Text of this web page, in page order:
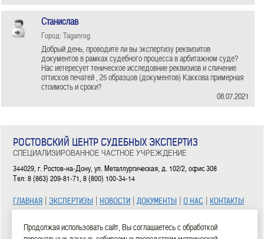
Станислав
Город: Taganrog
Добрый день, проводите ли вы экспертизу реквизитов
документов в рамках судебного процесса в арбитажном суде?
Нас иетересует теническое исследовние реквизиов и сличение
оттисков печатей , 25 образцов (документов) Каккова примерная
стоимость и сроки?
08.07.2021
РОСТОВСКИЙ ЦЕНТР СУДЕБНЫХ ЭКСПЕРТИЗ
СПЕЦИАЛИЗИРОВАННОЕ ЧАСТНОЕ УЧРЕЖДЕНИЕ
344029, г. Ростов-на-Дону, ул. Металлургическая, д. 102/2, офис 308
Тел: 8 (863) 209-81-71, 8 (800) 100-34-14
ГЛАВНАЯ | ЭКСПЕРТИЗЫ | НОВОСТИ | ДОКУМЕНТЫ | О НАС | КОНТАКТЫ
2006—2026 СЧУ «Ростовский центр судебных экспертиз»
Продолжая использовать сайт, Вы соглашаетесь с обработкой